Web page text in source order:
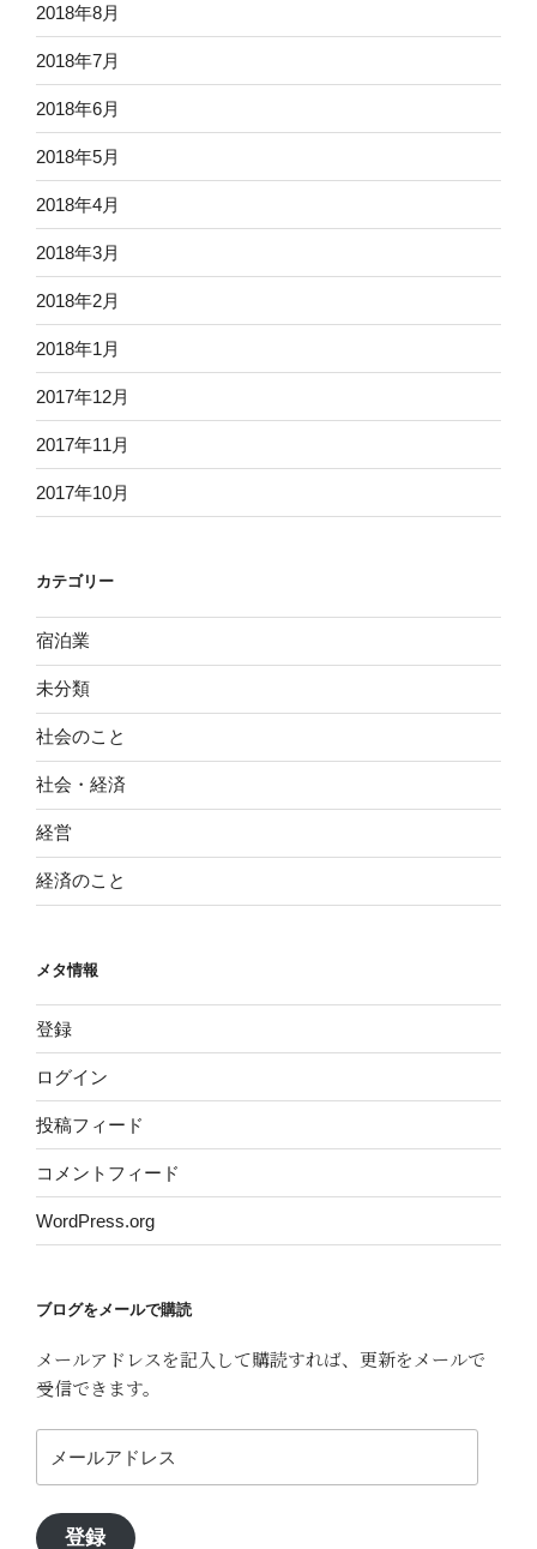
2018年8月
2018年7月
2018年6月
2018年5月
2018年4月
2018年3月
2018年2月
2018年1月
2017年12月
2017年11月
2017年10月
カテゴリー
宿泊業
未分類
社会のこと
社会・経済
経営
経済のこと
メタ情報
登録
ログイン
投稿フィード
コメントフィード
WordPress.org
ブログをメールで購読
メールアドレスを記入して購読すれば、更新をメールで
受信できます。
ー
ア
登録